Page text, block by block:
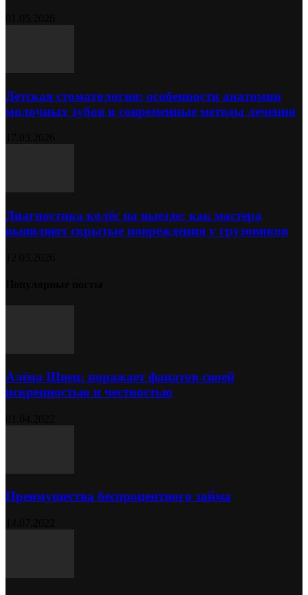
Детская стоматология: особенности анатомии
молочных зубов и современные методы лечения
Диагностика колёс на выезде: как мастера
выявляют скрытые повреждения у грузовиков
Алёна Швец: поражает фанатов своей
искренностью и честностью
Преимущества беспроцентного займа